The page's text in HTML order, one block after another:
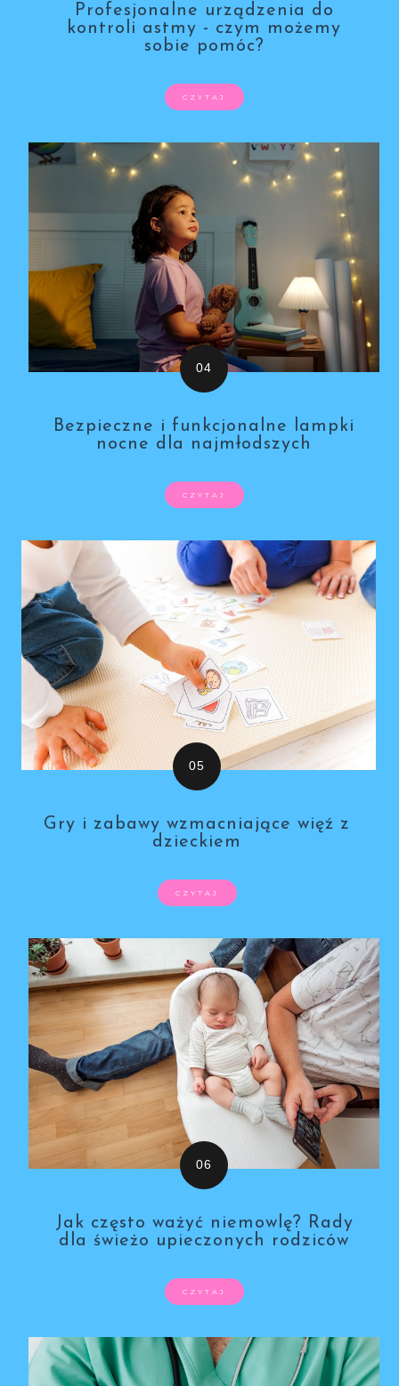
Profesjonalne urządzenia do
kontroli astmy - czym możemy
sobie pomóc?
CZYTAJ
Bezpieczne i funkcjonalne lampki
nocne dla najmłodszych
CZYTAJ
Gry i zabawy wzmacniające więź z
dzieckiem
CZYTAJ
Jak często ważyć niemowlę? Rady
dla świeżo upieczonych rodziców
CZYTAJ